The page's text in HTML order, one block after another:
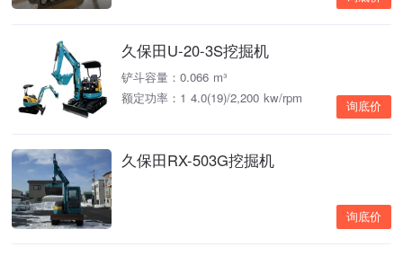
久保田U-20-3S挖掘机
铲斗容量：0.066 m³
额定功率：1 4.0(19)/2,200 kw/rpm
询底价
久保田RX-503G挖掘机
询底价